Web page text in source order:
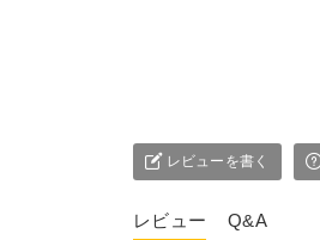
レビューを書く
レビュー Q&A